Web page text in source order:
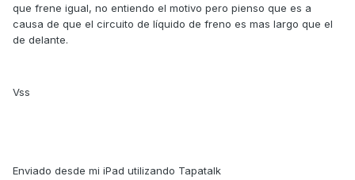
que frene igual, no entiendo el motivo pero pienso que es a
causa de que el circuito de líquido de freno es mas largo que el
de delante.
Vss
Enviado desde mi iPad utilizando Tapatalk